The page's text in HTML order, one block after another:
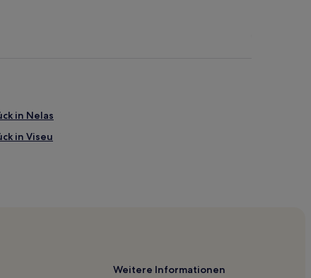
in Nelas
in Viseu
Weitere Informationen